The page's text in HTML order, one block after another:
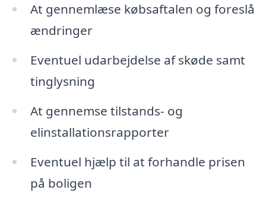
At gennemlæse købsaftalen og foreslå
ændringer
Eventuel udarbejdelse af skøde samt
tinglysning
At gennemse tilstands- og
elinstallationsrapporter
Eventuel hjælp til at forhandle prisen
på boligen